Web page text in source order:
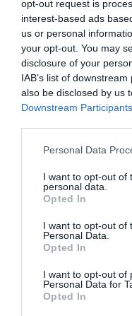
opt-out request is
interest-based ads
us or personal
your opt-out. You may
disclosure of your
IAB’s list of
also be disclosed by us
Downstream Participants
Please note that this
not limited to your visit
grant or deny consent
use your data for below
consent section.
Personal Data
I want to opt-out of
personal data.
Opted In
I want to opt-out of
Personal Data.
Opted In
I want to opt-out of
Personal Data for
Opted In
στους ομίλους της
16.07.2026 ΜΠΑΣΚΕΤ
Μεγάλη νίκη
για την